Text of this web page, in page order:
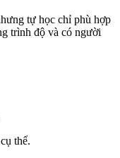
tự học chỉ phù hợp
trình độ và có người
thể.